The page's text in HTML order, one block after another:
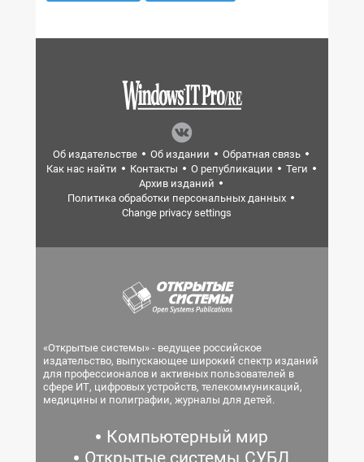
Об издательстве Об издании
Обратная связь
Как нас найти
Контакты О републикации
Теги
Архив изданий
Политика обработки персональных данных
Change privacy settings
«Открытые системы» - ведущее российское
издательство, выпускающее широкий спектр изданий
для профессионалов и активных пользователей в
сфере ИТ, цифровых устройств, телекоммуникаций,
медицины и полиграфии, журналы для детей.
Компьютерный мир
Открытые системы.СУБД